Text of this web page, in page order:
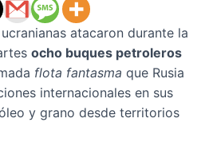
atacaron durante la
ocho buques petroleros
flota fantasma que Rusia
internacionales en sus
y grano desde territorios